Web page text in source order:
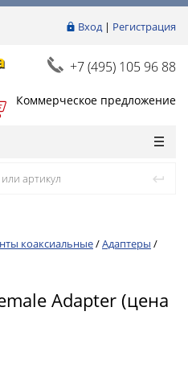
Вход| Регистрация
+7 (495) 105 96 88
Коммерческое предложение
коаксиальные/Адаптеры /
Adapter (цена